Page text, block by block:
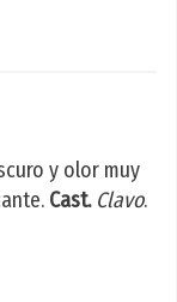
y olor muy
Cast. Clavo.